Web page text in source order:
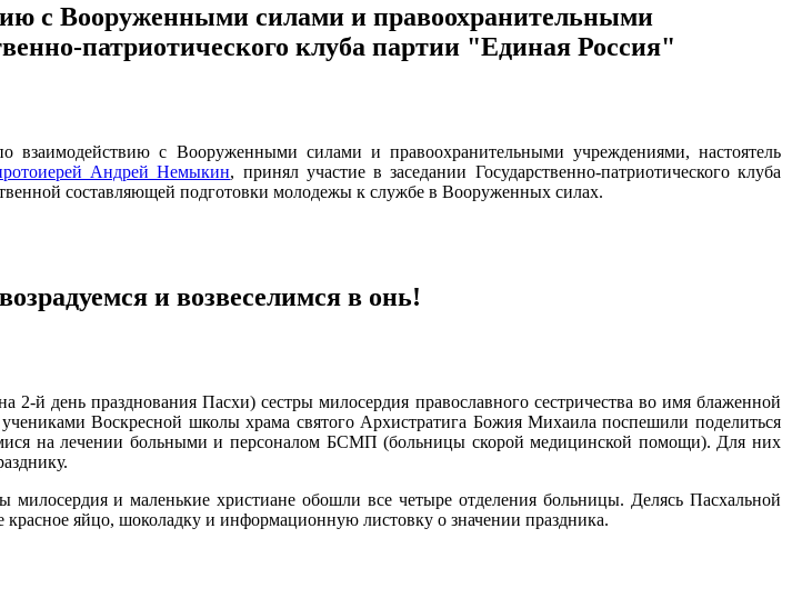
с Вооруженными силами и правоохранительными
патриотического клуба партии "Единая Россия"
взаимодействию с Вооруженными силами и правоохранительными учреждениями, настоятель
Андрей Немыкин, принял участие в заседании Государственно-патриотического клуба
составляющей подготовки молодежы к службе в Вооруженных силах.
и возвеселимся в онь!
й день празднования Пасхи) сестры милосердия православного сестричества во имя блаженной
Воскресной школы храма святого Архистратига Божия Михаила поспешили поделиться
на лечении больными и персоналом БСМП (больницы скорой медицинской помощи). Для них
милосердия и маленькие христиане обошли все четыре отделения больницы. Делясь Пасхальной
яйцо, шоколадку и информационную листовку о значении праздника.